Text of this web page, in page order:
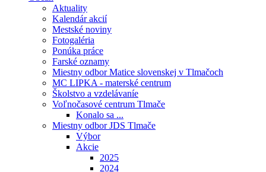
Aktuality
Kalendár akcií
Mestské noviny
Fotogaléria
Ponúka práce
Farské oznamy
Miestny odbor Matice slovenskej v Tlmačoch
MC LIPKA - materské centrum
Školstvo a vzdelávaníe
Voľnočasové centrum Tlmače
Konalo sa ...
Miestny odbor JDS Tlmače
Výbor
Akcie
2025
2024